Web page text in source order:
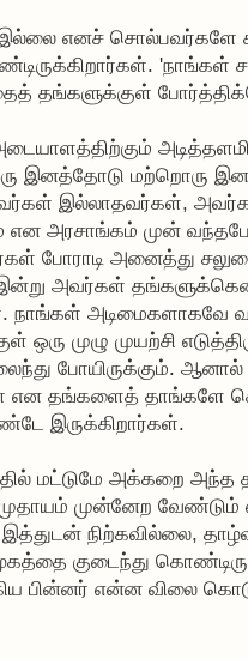
இல்லை எனச் சொல்பவர்களே
'நாங்கள்
தங்களுக்குள்
இனத்தோடு மற்றொரு
இல்லாதவர்கள்,
அரசாங்கம் முன்
போராடி அனைத்து
அவர்கள்
நாங்கள்
ஒரு முழு முயற்சி
போயிருக்கும்.
என தங்களைத் தாங்களே
இருக்கிறார்கள்.
மட்டுமே அக்கறை அந்த
முன்னேற
நிற்கவில்லை,
குடைந்து
பின்னர் என்ன விலை